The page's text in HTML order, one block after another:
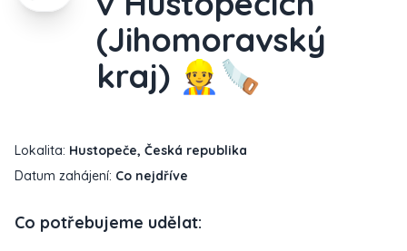
(Jihomoravský
kraj) 👷🪚
Lokalita: Hustopeče, Česká republika
Datum zahájení: Co nejdříve
Co potřebujeme udělat: